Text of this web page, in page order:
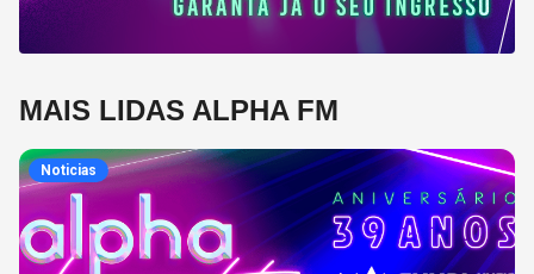
MAIS LIDAS ALPHA FM
Noticias